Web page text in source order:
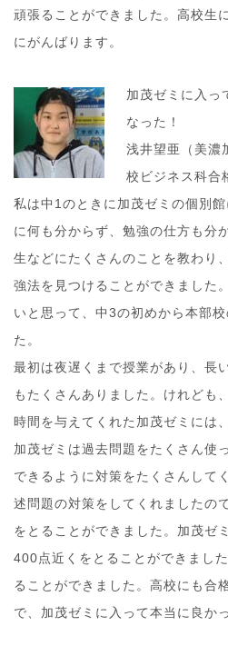
頑張ることができました。高校生
にがんばります。
加茂ゼミに入っ
なった！
浅井望亜（美濃
校ビジネス科合
私は中1のときに加茂ゼミの個別
に何も分からず、勉強の仕方も分
生などにたくさんのことを教わり
強法を見つけることができました
いと思って、中3の初めから本部
た。
最初は夜遅くまで授業があり、長
もたくさんありました。けれども
時間を与えてくれた加茂ゼミには
加茂ゼミは過去問題をたくさん使
できるように対策をたくさんして
述問題の対策をしてくれましたの
をとることができました。加茂ゼ
400点近くをとることができまし
ることができました。高校にも合
で、加茂ゼミに入って本当に良か